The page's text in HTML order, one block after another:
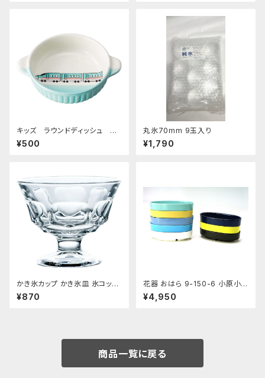
キッズ ラウンドディッシュ 超
特急エメラルド
¥500
丸氷70mm 9玉入り
¥1,790
かき氷カップ かき氷皿 氷コップ
デザートカップ、アイスクリーム
カップ 340ml 東洋佐々木ガラ
¥870
花器 おはら 9-150-6 小原小
判 ナマコ 花瓶 フラワーベース
水盤
¥4,950
商品一覧に戻る